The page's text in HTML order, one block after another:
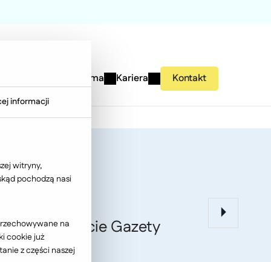
Firma Kariera Kontakt
w raporcie Gazety
informacji
witryny,
pochodzą nasi
na
cookie już
z części naszej